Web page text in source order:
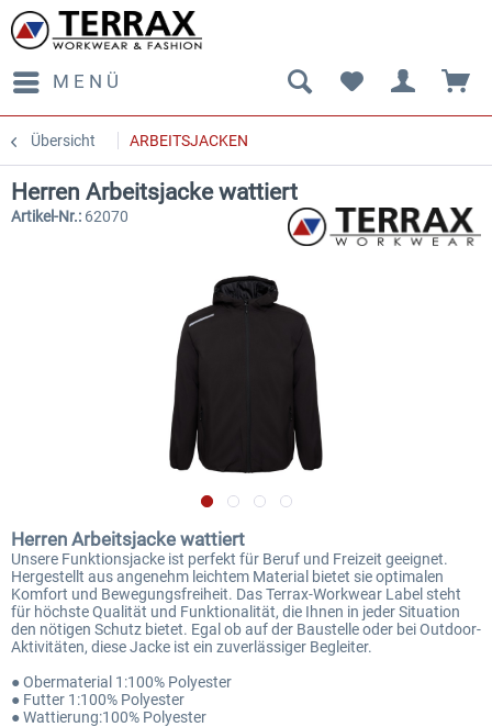
MENÜ
Übersicht ARBEITSJACKEN
Herren Arbeitsjacke wattiert
Artikel-Nr.: 62070
Herren Arbeitsjacke wattiert
Unsere Funktionsjacke ist perfekt für Beruf und Freizeit geeignet.
Hergestellt aus angenehm leichtem Material bietet sie optimalen
Komfort und Bewegungsfreiheit. Das Terrax-Workwear Label steht
für höchste Qualität und Funktionalität, die Ihnen in jeder Situation
den nötigen Schutz bietet. Egal ob auf der Baustelle oder bei Outdoor-
Aktivitäten, diese Jacke ist ein zuverlässiger Begleiter.
● Obermaterial 1:100% Polyester
● Futter 1:100% Polyester
● Wattierung:100% Polyester